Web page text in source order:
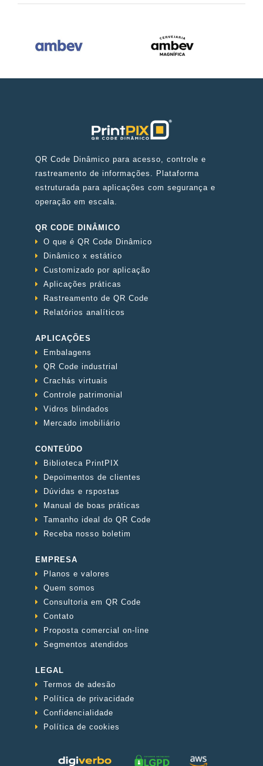
QR Code Dinâmico para acesso, controle e
rastreamento de informações. Plataforma
estruturada para aplicações com segurança e
operação em escala.
QR CODE DINÂMICO
O que é QR Code Dinâmico
Dinâmico x estático
Customizado por aplicação
Aplicações práticas
Rastreamento de QR Code
Relatórios analíticos
APLICAÇÕES
Embalagens
QR Code industrial
Crachás virtuais
Controle patrimonial
Vidros blindados
Mercado imobiliário
CONTEÚDO
Biblioteca PrintPIX
Depoimentos de clientes
Dúvidas e rspostas
Manual de boas práticas
Tamanho ideal do QR Code
Receba nosso boletim
EMPRESA
Planos e valores
Quem somos
Consultoria em QR Code
Contato
Proposta comercial on-line
Segmentos atendidos
LEGAL
Termos de adesão
Política de privacidade
Confidencialidade
Política de cookies